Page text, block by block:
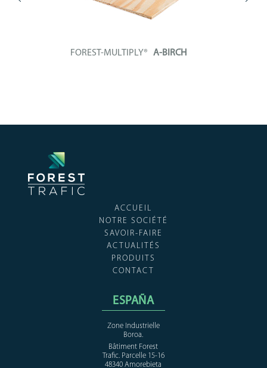
FOREST-MULTIPLY® A-BIRCH
ACCUEIL
NOTRE SOCIÉTÉ
SAVOIR-FAIRE
ACTUALITÉS
PRODUITS
CONTACT
ESPAÑA
Zone Industrielle
Boroa.
Bâtiment Forest
Trafic. Parcelle 15-16
48340 Amorebieta